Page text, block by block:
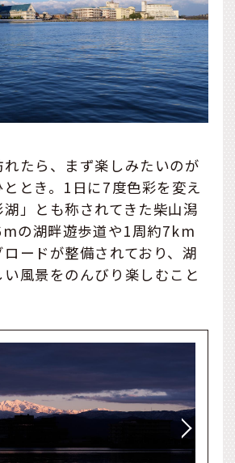
たら、まず楽しみたいのが
とき。1日に7度色彩を変え
」とも称されてきた柴山潟
の湖畔遊歩道や1周約7km
ードが整備されており、湖
風景をのんびり楽しむこと